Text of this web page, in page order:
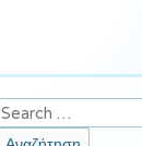
Αναζήτηση